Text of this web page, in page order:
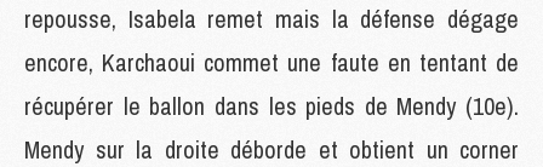
repousse, Isabela remet mais la défense dégage
encore, Karchaoui commet une faute en tentant de
récupérer le ballon dans les pieds de Mendy (10e).
Mendy sur la droite déborde et obtient un corner